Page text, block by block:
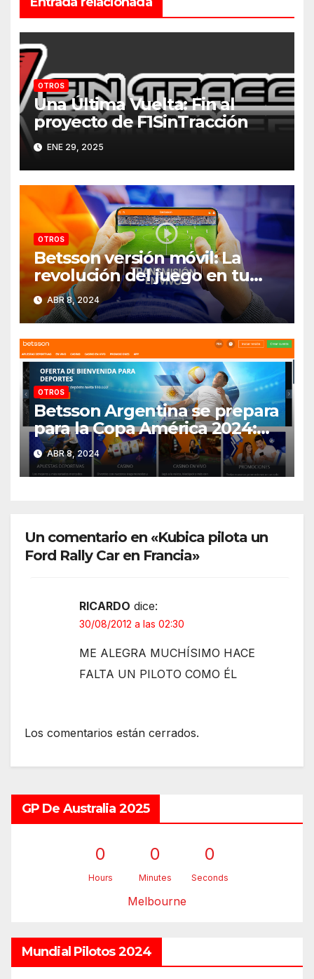
OTROS
Una Última Vuelta: Fin al
proyecto de F1SinTracción
ENE 29, 2025
OTROS
Betsson versión móvil: La
revolución del juego en tu
bolsillo
ABR 8, 2024
OTROS
Betsson Argentina se prepara
para la Copa América 2024:
¡Descúbrelo acá!
ABR 8, 2024
Un comentario en «Kubica pilota un
Ford Rally Car en Francia»
RICARDO dice:
30/08/2012 a las 02:30
ME ALEGRA MUCHÍSIMO HACE
FALTA UN PILOTO COMO ÉL
Los comentarios están cerrados.
GP De Australia 2025
0
Hours
0
Minutes
0
Seconds
Melbourne
Mundial Pilotos 2024